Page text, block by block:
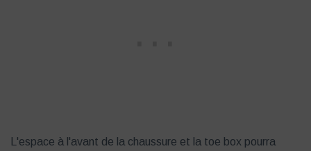
L'espace à l'avant de la chaussure et la toe box pourra